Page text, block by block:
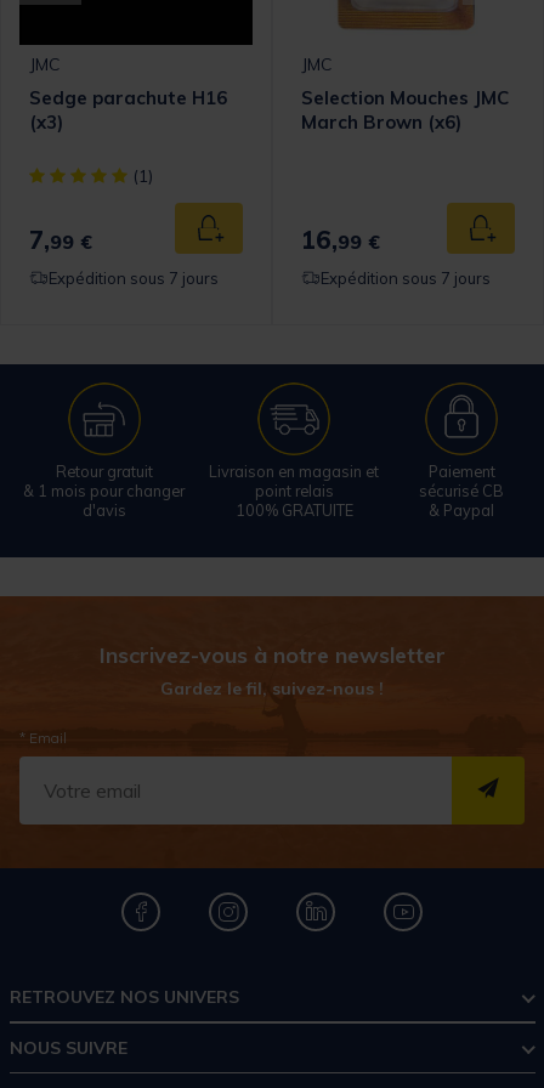
panier
JMC
Sedge parachute H16
(x3)
[object Object] out of 5 Customer Rating
(1)
7,99 € Ajouter au panier
Expédition sous 7 jours
JMC
Selection Mouches JMC
March Brown (x6)
16,99 €
Expédition sous 7 jours
Retour gratuit
& 1 mois pour changer
d'avis
Livraison en magasin et
point relais
100% GRATUITE
Paiement
sécurisé CB
& Paypal
Inscrivez-vous à notre newsletter
Gardez le fil, suivez-nous !
* Email
RETROUVEZ NOS UNIVERS
NOUS SUIVRE